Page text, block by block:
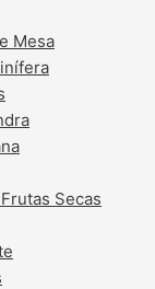
Mesa
Secas